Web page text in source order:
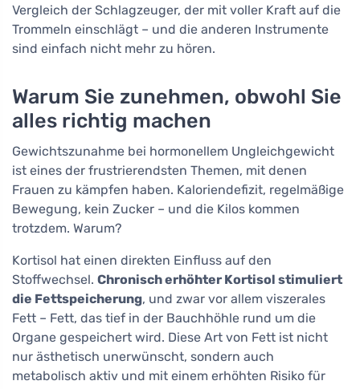
Vergleich der Schlagzeuger, der mit voller Kraft auf die
Trommeln einschlägt – und die anderen Instrumente
sind einfach nicht mehr zu hören.
Warum Sie zunehmen, obwohl Sie
alles richtig machen
Gewichtszunahme bei hormonellem Ungleichgewicht
ist eines der frustrierendsten Themen, mit denen
Frauen zu kämpfen haben. Kaloriendefizit, regelmäßige
Bewegung, kein Zucker – und die Kilos kommen
trotzdem. Warum?
Kortisol hat einen direkten Einfluss auf den
Stoffwechsel. Chronisch erhöhter Kortisol stimuliert
die Fettspeicherung, und zwar vor allem viszerales
Fett – Fett, das tief in der Bauchhöhle rund um die
Organe gespeichert wird. Diese Art von Fett ist nicht
nur ästhetisch unerwünscht, sondern auch
metabolisch aktiv und mit einem erhöhten Risiko für